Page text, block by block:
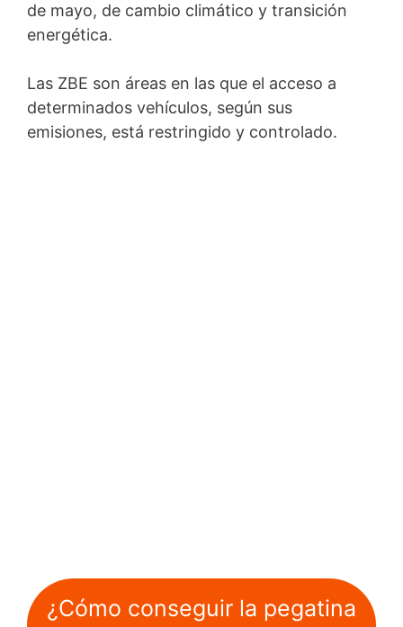
de mayo, de cambio climático y transición
energética.
Las ZBE son áreas en las que el acceso a
determinados vehículos, según sus
emisiones, está restringido y controlado.
¿Cómo conseguir la pegatina